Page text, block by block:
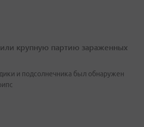
крупную партию зараженных
и подсолнечника был обнаружен